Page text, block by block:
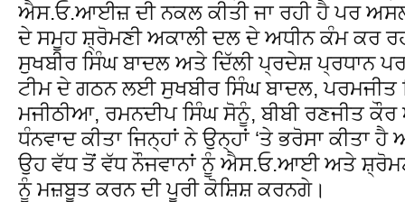
ਐਸ.ਓ.ਆਈਜ਼ ਦੀ ਨਕਲ ਕੀਤੀ ਜਾ ਰਹੀ ਹੈ ਪਰ
ਦੇ ਸਮੂਹ ਸ਼੍ਰੋਮਣੀ ਅਕਾਲੀ ਦਲ ਦੇ ਅਧੀਨ ਕੰਮ ਕਰ
ਸੁਖਬੀਰ ਸਿੰਘ ਬਾਦਲ ਅਤੇ ਦਿੱਲੀ ਪ੍ਰਦੇਸ਼ ਪ੍ਰਧਾਨ
ਟੀਮ ਦੇ ਗਠਨ ਲਈ ਸੁਖਬੀਰ ਸਿੰਘ ਬਾਦਲ, ਪਰਮਜੀਤ
ਮਜੀਠੀਆ, ਰਮਨਦੀਪ ਸਿੰਘ ਸੋਨੂੰ, ਬੀਬੀ ਰਣਜੀਤ
ਧੰਨਵਾਦ ਕੀਤਾ ਜਿਨ੍ਹਾਂ ਨੇ ਉਨ੍ਹਾਂ ‘ਤੇ ਭਰੋਸਾ ਕੀਤਾ
ਉਹ ਵੱਧ ਤੋਂ ਵੱਧ ਨੌਜਵਾਨਾਂ ਨੂੰ ਐਸ.ਓ.ਆਈ ਅਤੇ
ਨੂੰ ਮਜ਼ਬੂਤ ਕਰਨ ਦੀ ਪੂਰੀ ਕੋਸ਼ਿਸ਼ ਕਰਨਗੇ।